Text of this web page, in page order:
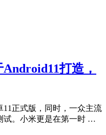
打造，
11正式版，同时，一众主流
试。小米更是在第一时 …